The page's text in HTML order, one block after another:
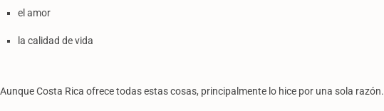
el amor
la calidad de vida
Aunque Costa Rica ofrece todas estas cosas, principalmente lo hice por una sola razón.